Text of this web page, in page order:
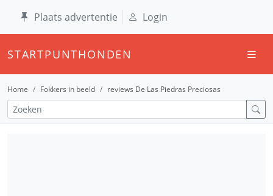
Plaats advertentie Login
STARTPUNTHONDEN
Home Fokkers in beeld reviews De Las Piedras Preciosas